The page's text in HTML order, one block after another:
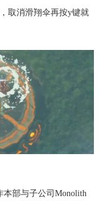
取消滑翔伞再按y键就
部与子公司Monolith